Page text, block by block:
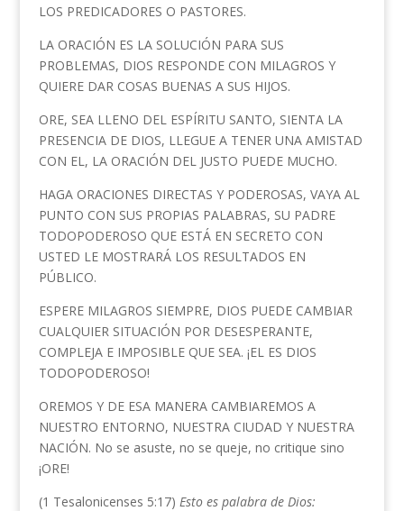
LOS PREDICADORES O PASTORES.
LA ORACIÓN ES LA SOLUCIÓN PARA SUS
PROBLEMAS, DIOS RESPONDE CON MILAGROS Y
QUIERE DAR COSAS BUENAS A SUS HIJOS.
ORE, SEA LLENO DEL ESPÍRITU SANTO, SIENTA LA
PRESENCIA DE DIOS, LLEGUE A TENER UNA AMISTAD
CON EL, LA ORACIÓN DEL JUSTO PUEDE MUCHO.
HAGA ORACIONES DIRECTAS Y PODEROSAS, VAYA AL
PUNTO CON SUS PROPIAS PALABRAS, SU PADRE
TODOPODEROSO QUE ESTÁ EN SECRETO CON
USTED LE MOSTRARÁ LOS RESULTADOS EN
PÚBLICO.
ESPERE MILAGROS SIEMPRE, DIOS PUEDE CAMBIAR
CUALQUIER SITUACIÓN POR DESESPERANTE,
COMPLEJA E IMPOSIBLE QUE SEA. ¡EL ES DIOS
TODOPODEROSO!
OREMOS Y DE ESA MANERA CAMBIAREMOS A
NUESTRO ENTORNO, NUESTRA CIUDAD Y NUESTRA
NACIÓN. No se asuste, no se queje, no critique sino
¡ORE!
(1 Tesalonicenses 5:17) Esto es palabra de Dios: